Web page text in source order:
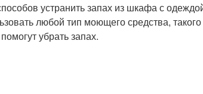
устранить запах из шкафа с
любой тип моющего средства,
убрать запах.